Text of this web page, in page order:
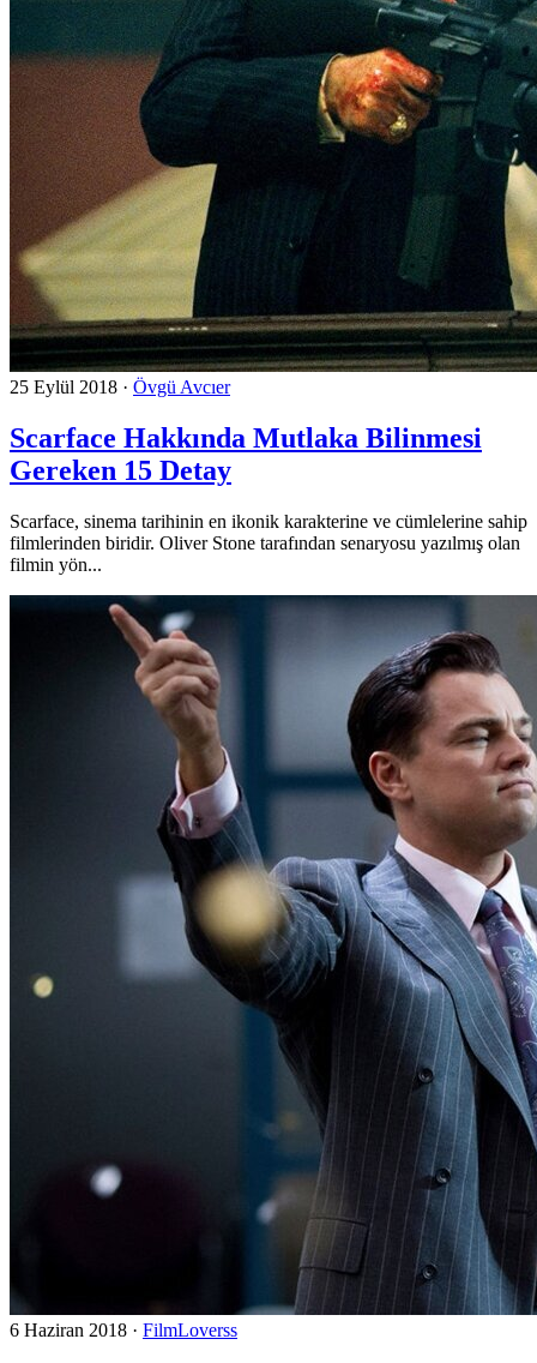
25 Eylül 2018 · Övgü Avcıer
Scarface Hakkında Mutlaka Bilinmesi
Gereken 15 Detay
Scarface, sinema tarihinin en ikonik karakterine ve cümlelerine sahip
filmlerinden biridir. Oliver Stone tarafından senaryosu yazılmış olan
filmin yön...
6 Haziran 2018 · FilmLoverss